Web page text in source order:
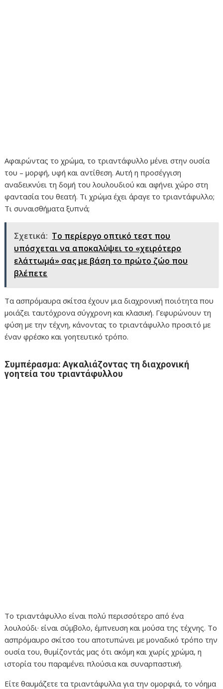
Αφαιρώντας το χρώμα, το τριαντάφυλλο μένει στην ουσία
του – μορφή, υφή και αντίθεση. Αυτή η προσέγγιση
αναδεικνύει τη δομή του λουλουδιού και αφήνει χώρο στη
φαντασία του θεατή. Τι χρώμα έχει άραγε το τριαντάφυλλο;
Τι συναισθήματα ξυπνά;
Σχετικά: Το περίεργο οπτικό τεστ που
υπόσχεται να αποκαλύψει το «χειρότερο
ελάττωμά» σας με βάση το πρώτο ζώο που
βλέπετε
Τα ασπρόμαυρα σκίτσα έχουν μια διαχρονική ποιότητα που
μοιάζει ταυτόχρονα σύγχρονη και κλασική. Γεφυρώνουν τη
φύση με την τέχνη, κάνοντας το τριαντάφυλλο προσιτό με
έναν φρέσκο και γοητευτικό τρόπο.
Συμπέρασμα: Αγκαλιάζοντας τη διαχρονική
γοητεία του τριαντάφυλλου
Το τριαντάφυλλο είναι πολύ περισσότερο από ένα
λουλούδι· είναι σύμβολο, έμπνευση και μούσα της τέχνης. Το
ασπρόμαυρο σκίτσο του αποτυπώνει με μοναδικό τρόπο την
ουσία του, θυμίζοντάς μας ότι ακόμη και χωρίς χρώμα, η
ιστορία του παραμένει πλούσια και συναρπαστική.
Είτε θαυμάζετε τα τριαντάφυλλα για την ομορφιά, το νόημα